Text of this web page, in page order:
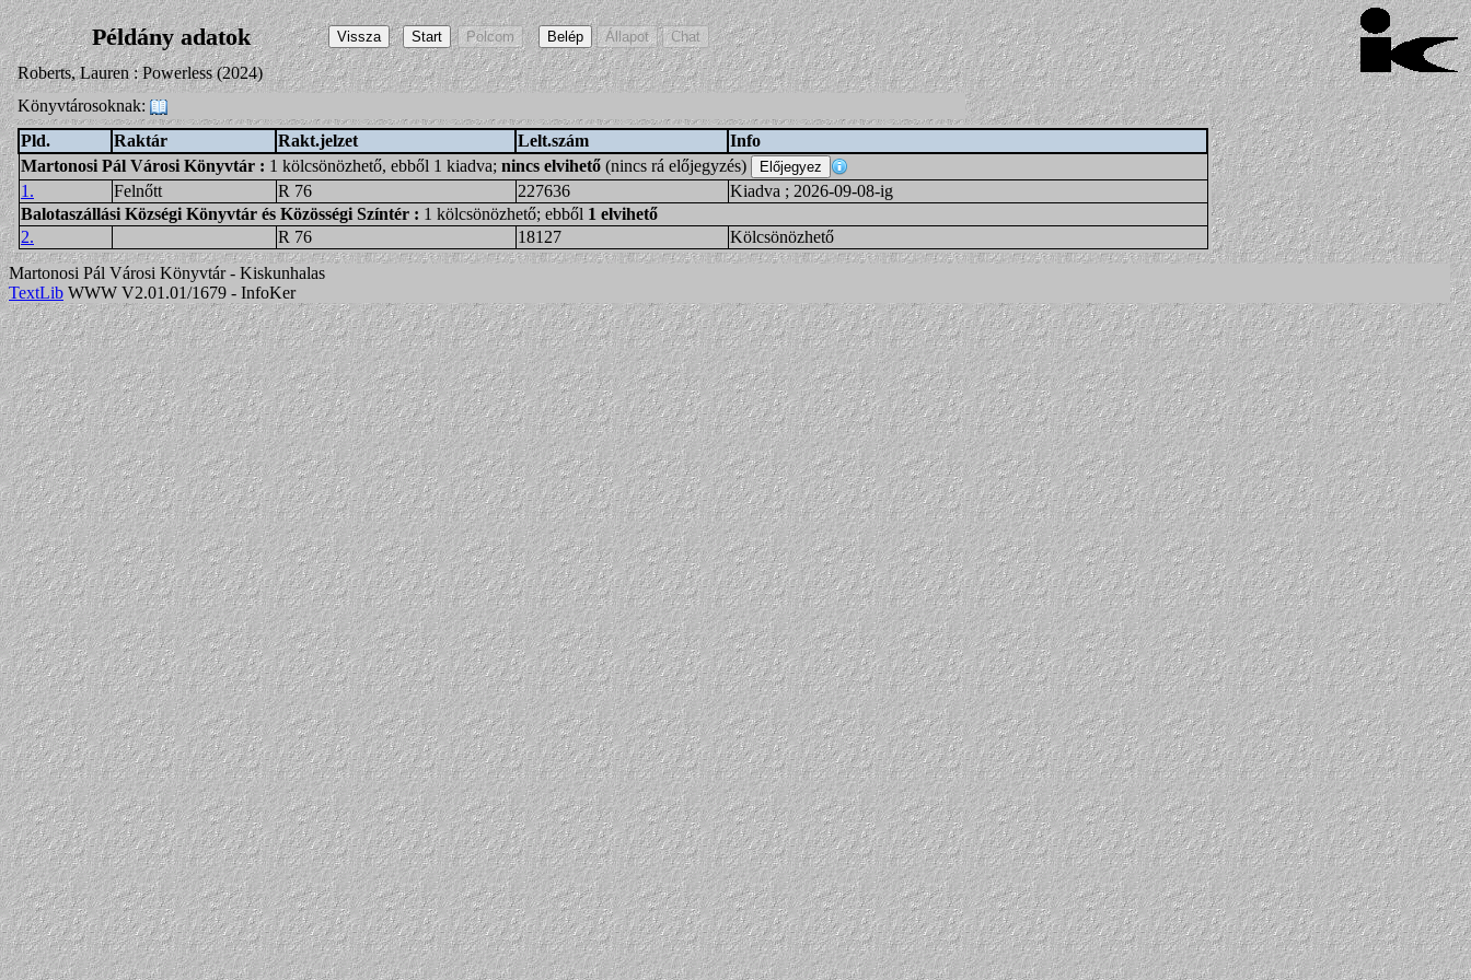
Példány adatok
Roberts, Lauren : Powerless (2024)
Könyvtárosoknak:
Pld.
Raktár Rakt.jelzet Lelt.szám
Info
Martonosi Pál Városi Könyvtár : 1 kölcsönözhető, ebből 1 kiadva; nincs elvihető (nincs rá előjegyzés)
1.
Felnőtt R 76 227636
Kiadva ; 2026-09-08-ig
Balotaszállási Községi Könyvtár és Közösségi Színtér : 1 kölcsönözhető; ebből 1 elvihető
2.
R 76 18127
Kölcsönözhető
Martonosi Pál Városi Könyvtár - Kiskunhalas
TextLib WWW V2.01.01/1679 - InfoKer